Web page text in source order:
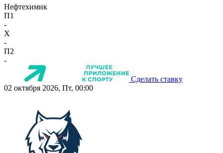
Нефтехимик
П1
-
X
-
П2
-
Сделать ставку
02 октября 2026, Пт, 00:00